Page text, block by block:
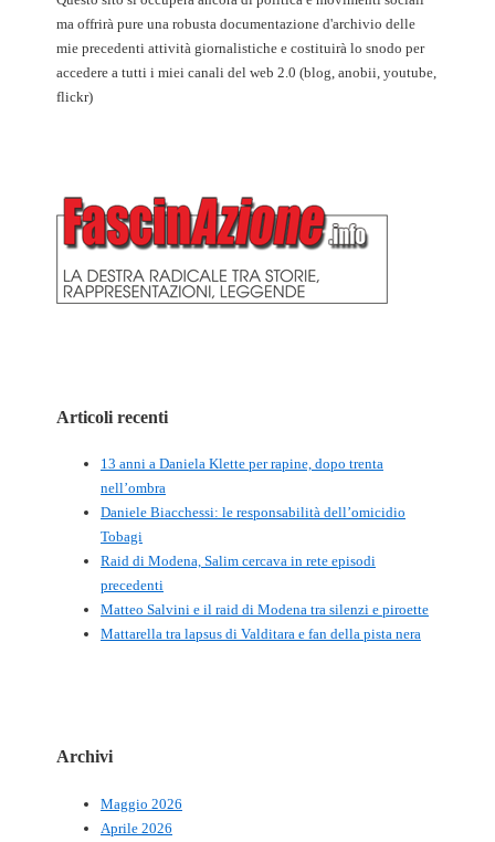
ma offrirà pure una robusta documentazione d'archivio delle
mie precedenti attività giornalistiche e costituirà lo snodo per
accedere a tutti i miei canali del web 2.0 (blog, anobii, youtube,
flickr)
Articoli recenti
13 anni a Daniela Klette per rapine, dopo trenta
nell’ombra
Daniele Biacchessi: le responsabilità dell’omicidio
Tobagi
Raid di Modena, Salim cercava in rete episodi
precedenti
Matteo Salvini e il raid di Modena tra silenzi e piroette
Mattarella tra lapsus di Valditara e fan della pista nera
Archivi
Maggio 2026
Aprile 2026